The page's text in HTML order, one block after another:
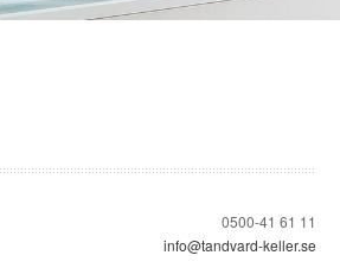
0500-41 61 11
info@tandvard-keller.se